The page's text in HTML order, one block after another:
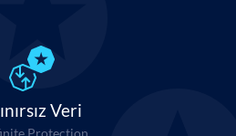
Veri
Protection